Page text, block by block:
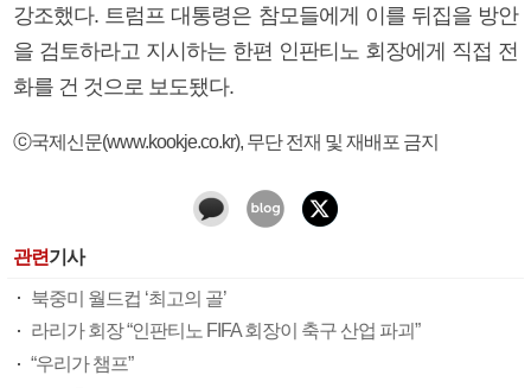
강조했다. 트럼프 대통령은 참모들에게 이를 뒤집을 방안
을 검토하라고 지시하는 한편 인판티노 회장에게 직접 전
화를 건 것으로 보도됐다.
ⓒ국제신문(www.kookje.co.kr), 무단 전재 및 재배포 금지
관련기사
북중미 월드컵 ‘최고의 골’
라리가 회장 “인판티노 FIFA 회장이 축구 산업 파괴”
“우리가 챔프”